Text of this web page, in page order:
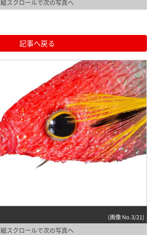
縦スクロールで次の写真へ
記事へ戻る
(画像 No.3/21)
縦スクロールで次の写真へ